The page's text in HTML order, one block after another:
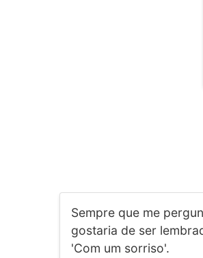
Sempre que me
gostaria de ser
'Com um sorriso'.